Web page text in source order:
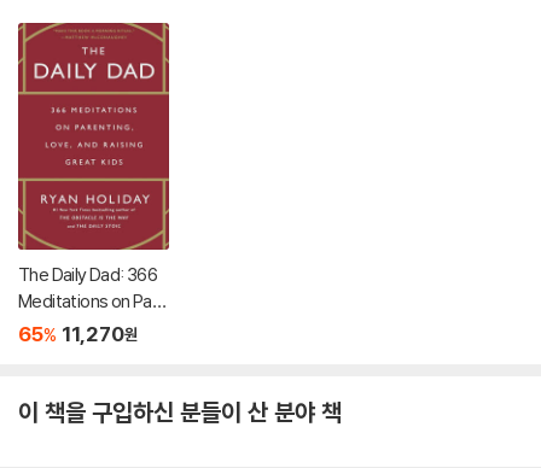
The Daily Dad: 366
Meditations on Pare
nting, Love, and Rai
65% 11,270원
이 책을 구입하신 분들이 산 분야 책